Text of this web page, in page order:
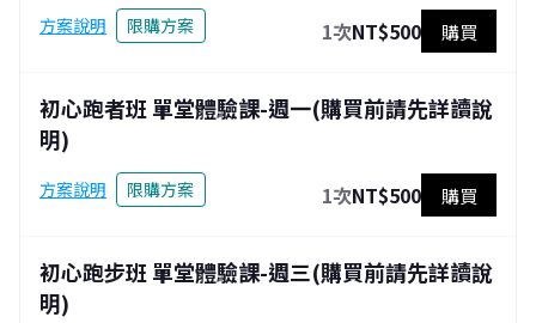
方案說明 限購方案 1次NT$500 購買
初心跑者班 單堂體驗課-週一(購買前請先詳讀說
明)
方案說明 限購方案 1次NT$500 購買
初心跑步班 單堂體驗課-週三(購買前請先詳讀說
明)